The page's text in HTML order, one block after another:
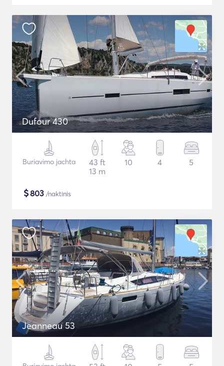
Dufour 430
Buriavimo jachta
43 ft
13 m
10 4 5
$803 /naktinis
Jeanneau 53